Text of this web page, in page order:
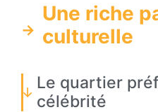
Une riche
culturelle
Le quartier
célébrité